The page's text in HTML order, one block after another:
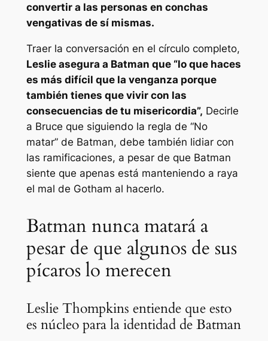
convertir a las personas en conchas
vengativas de sí mismas.
Traer la conversación en el círculo completo,
Leslie asegura a Batman que “lo que haces
es más difícil que la venganza porque
también tienes que vivir con las
consecuencias de tu misericordia”, Decirle
a Bruce que siguiendo la regla de “No
matar” de Batman, debe también lidiar con
las ramificaciones, a pesar de que Batman
siente que apenas está manteniendo a raya
el mal de Gotham al hacerlo.
Batman nunca matará a
pesar de que algunos de sus
pícaros lo merecen
Leslie Thompkins entiende que esto
es núcleo para la identidad de Batman